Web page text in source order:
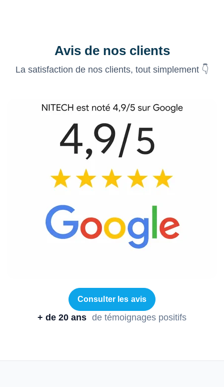
Avis de nos clients
La satisfaction de nos clients, tout simplement 👇
Consulter les avis
+ de 20 ans de témoignages positifs